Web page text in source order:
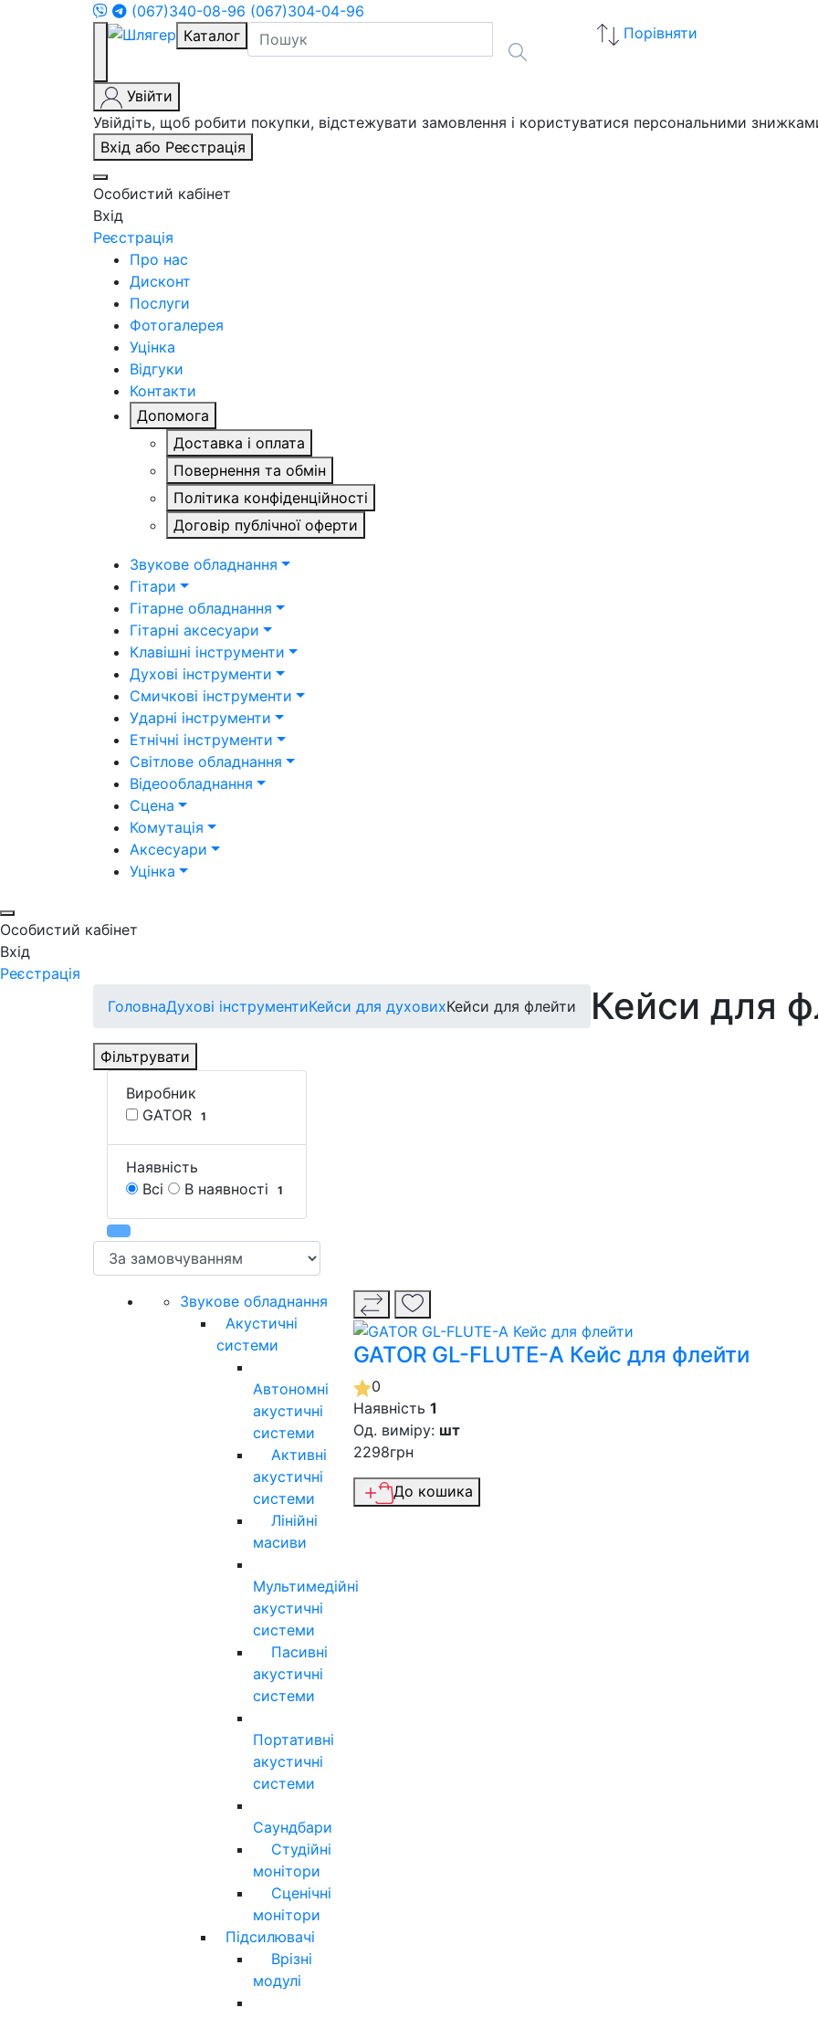
(067)340-08-96 (067)304-04-96
Каталог
Порівняти
Увійти
Увійдіть, щоб робити покупки, відстежувати замовлення і користуватися персональними
Вхід або Реєстрація
Особистий кабінет
Вхід
Реєстрація
Про нас
Дисконт
Послуги
Фотогалерея
Уцінка
Відгуки
Контакти
Допомога
Доставка і оплата
Повернення та обмін
Політика конфіденційності
Договір публічної оферти
Звукове обладнання
Гітари
Гітарне обладнання
Гітарні аксесуари
Клавішні інструменти
Духові інструменти
Смичкові інструменти
Ударні інструменти
Етнічні інструменти
Світлове обладнання
Відеообладнання
Сцена
Комутація
Аксесуари
Уцінка
Особистий кабінет
Вхід
Реєстрація
ГоловнаДухові інструментиКейси для духовихКейси для флейти Кейси для
Фільтрувати
Виробник
GATOR
1
Наявність
Всі
В наявності 1
Звукове обладнання
Акустичні
системи
Автономні
акустичні
системи
Активні
акустичні
системи
Лінійні
масиви
Мультимедійні
акустичні
системи
Пасивні
акустичні
системи
Портативні
акустичні
системи
Саундбари
Студійні
монітори
Сценічні
монітори
Підсилювачі
Врізні
модулі
GATOR GL-FLUTE-A Кейс для флейти
0
Наявність 1
Од. виміру: шт
2298грн
До кошика